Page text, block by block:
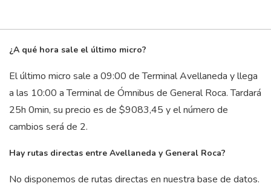
¿A qué hora sale el último micro?
El último micro sale a 09:00 de Terminal Avellaneda y llega
a las 10:00 a Terminal de Ómnibus de General Roca. Tardará
25h 0min, su precio es de $9083,45 y el número de
cambios será de 2.
Hay rutas directas entre Avellaneda y General Roca?
No disponemos de rutas directas en nuestra base de datos.